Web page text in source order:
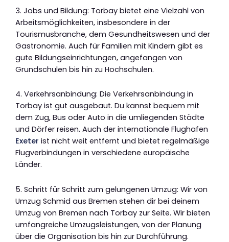
3. Jobs und Bildung: Torbay bietet eine Vielzahl von
Arbeitsmöglichkeiten, insbesondere in der
Tourismusbranche, dem Gesundheitswesen und der
Gastronomie. Auch für Familien mit Kindern gibt es
gute Bildungseinrichtungen, angefangen von
Grundschulen bis hin zu Hochschulen.
4. Verkehrsanbindung: Die Verkehrsanbindung in
Torbay ist gut ausgebaut. Du kannst bequem mit
dem Zug, Bus oder Auto in die umliegenden Städte
und Dörfer reisen. Auch der internationale Flughafen
Exeter ist nicht weit entfernt und bietet regelmäßige
Flugverbindungen in verschiedene europäische
Länder.
5. Schritt für Schritt zum gelungenen Umzug: Wir von
Umzug Schmid aus Bremen stehen dir bei deinem
Umzug von Bremen nach Torbay zur Seite. Wir bieten
umfangreiche Umzugsleistungen, von der Planung
über die Organisation bis hin zur Durchführung.